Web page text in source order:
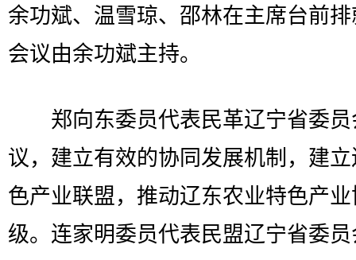
余功斌、温雪琼、邵林在主席台前
会议由余功斌主持。
郑向东委员代表民革辽宁省委员
议，建立有效的协同发展机制，建
色产业联盟，推动辽东农业特色产
级。连家明委员代表民盟辽宁省委